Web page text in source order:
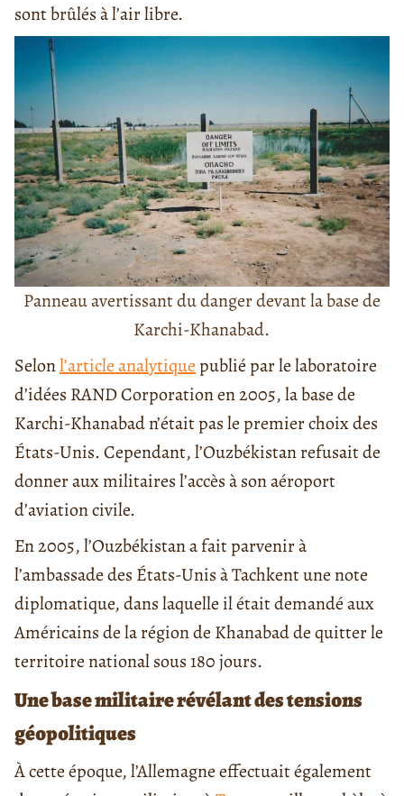
sont brûlés à l’air libre.
Panneau avertissant du danger devant la base de
Karchi-Khanabad.
Selonl’article analytiquepublié par le laboratoire
d’idées RAND Corporation en 2005, la base de
Karchi-Khanabad n’était pas le premier choix des
États-Unis. Cependant, l’Ouzbékistan refusait de
donner aux militaires l’accès à son aéroport
d’aviation civile.
En 2005, l’Ouzbékistan a fait parvenir à
l’ambassade des États-Unis à Tachkent une note
diplomatique, dans laquelle il était demandé aux
Américains de la région de Khanabad de quitter le
territoire national sous 180 jours.
Une base militaire révélant des tensions
géopolitiques
À cette époque, l’Allemagne effectuait également